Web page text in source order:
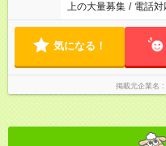
上の大量募集 / 電話対
気になる！
掲載元企業名